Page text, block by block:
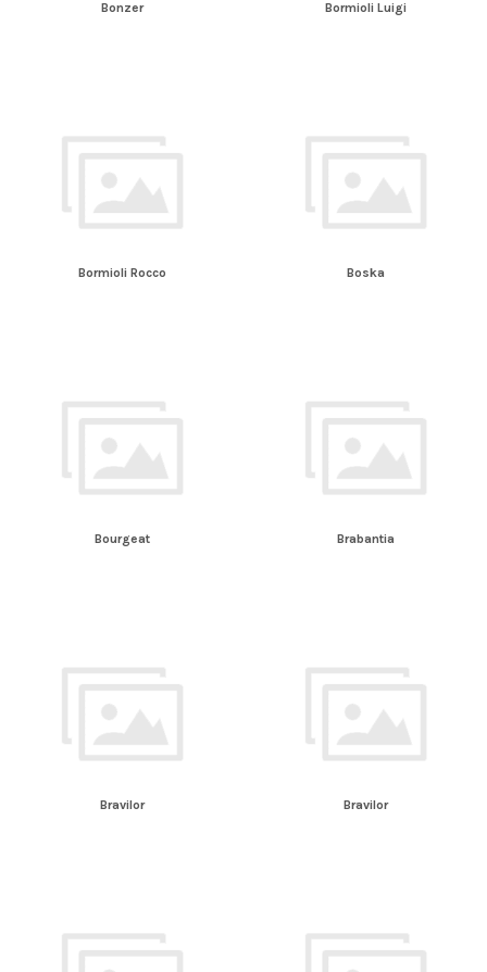
Bonzer Bormioli Luigi
Bormioli Rocco Boska
Bourgeat Brabantia
Bravilor Bravilor